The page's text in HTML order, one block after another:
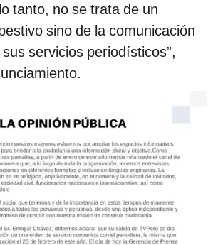
tanto, no se trata de un
sino de la comunicación
servicios periodísticos”,